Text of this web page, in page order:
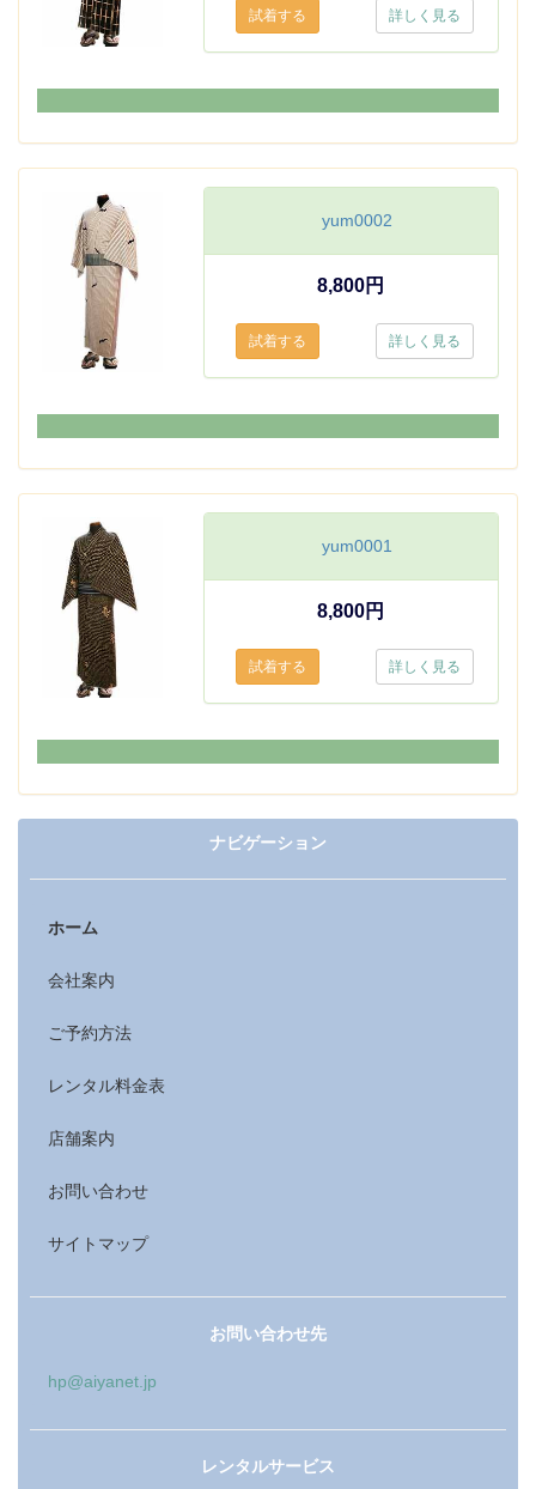
詳しく見る
yum0002
8,800円
詳しく見る
yum0001
8,800円
詳しく見る
ナビゲーション
ホーム
会社案内
ご予約方法
レンタル料金表
店舗案内
お問い合わせ
サイトマップ
お問い合わせ先
hp@aiyanet.jp
レンタルサービス